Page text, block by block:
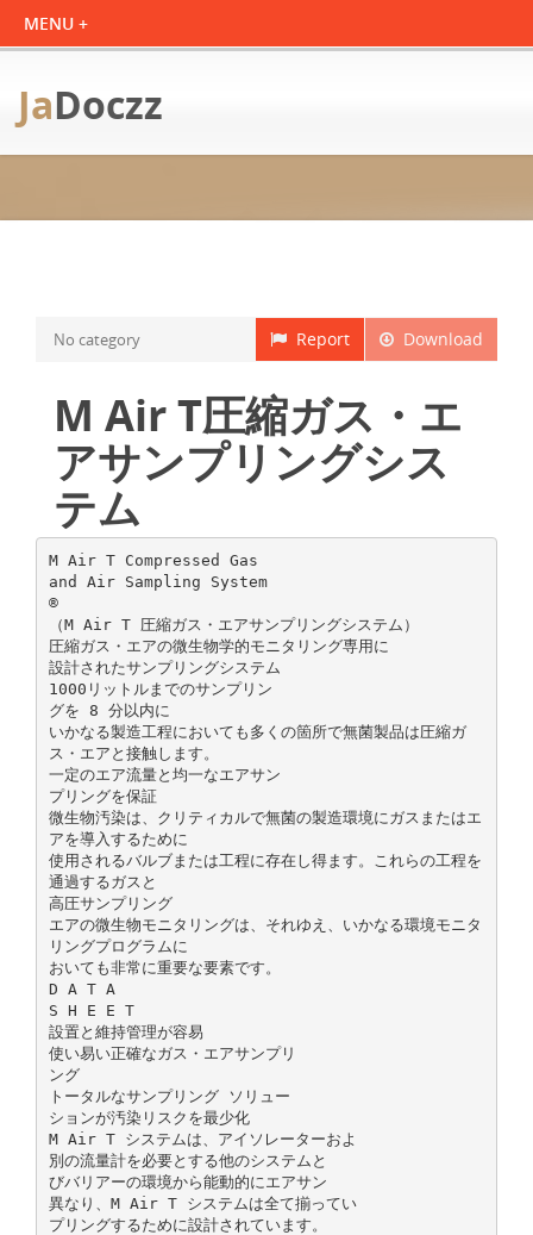
JaDoczz
Download
Report
No category
M Air T圧縮ガス・エ
アサンプリングシス
テム
M Air T Compressed Gas
and Air Sampling System
®
（M Air T 圧縮ガス・エアサンプリングシステム）
圧縮ガス・エアの微生物学的モニタリング専用に
設計されたサンプリングシステム
1000リットルまでのサンプリン
グを 8 分以内に
いかなる製造工程においても多くの箇所で無菌製品は圧縮ガ
ス・エアと接触します。
一定のエア流量と均一なエアサン
プリングを保証
微生物汚染は、クリティカルで無菌の製造環境にガスまたはエ
アを導入するために
使用されるバルブまたは工程に存在し得ます。これらの工程を
通過するガスと
高圧サンプリング
エアの微生物モニタリングは、それゆえ、いかなる環境モニタ
リングプログラムに
おいても非常に重要な要素です。
D A T A
S H E E T
設置と維持管理が容易
使い易い正確なガス・エアサンプリ
ング
トータルなサンプリング ソリュー
ションが汚染リスクを最少化
M Air T システムは、アイソレーターおよ
別の流量計を必要とする他のシステムと
びバリアーの環境から能動的にエアサン
異なり、M Air T システムは全て揃ってい
プリングするために設計されています。